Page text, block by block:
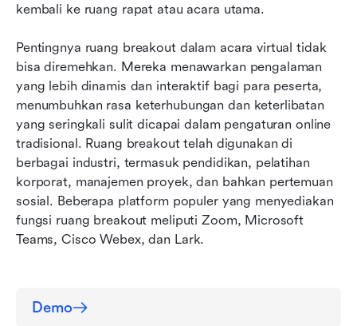
kembali ke ruang rapat atau acara utama.
Pentingnya ruang breakout dalam acara virtual tidak
bisa diremehkan. Mereka menawarkan pengalaman
yang lebih dinamis dan interaktif bagi para peserta,
menumbuhkan rasa keterhubungan dan keterlibatan
yang seringkali sulit dicapai dalam pengaturan online
tradisional. Ruang breakout telah digunakan di
berbagai industri, termasuk pendidikan, pelatihan
korporat, manajemen proyek, dan bahkan pertemuan
sosial. Beberapa platform populer yang menyediakan
fungsi ruang breakout meliputi Zoom, Microsoft
Teams, Cisco Webex, dan Lark.
Demo